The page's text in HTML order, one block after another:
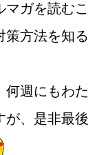
ガを読むこ
策方法を知る
何週にもわた
が、是非最後